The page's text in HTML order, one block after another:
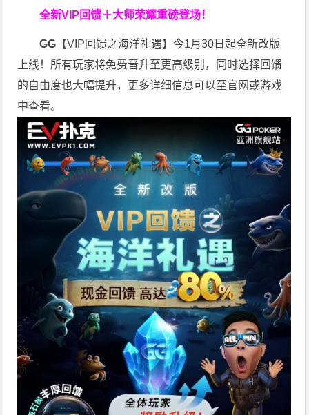
全新VIP回馈＋大师荣耀重磅登场！
GG 【VIP回馈之海洋礼遇】今1月30日起全新改版
上线！所有玩家将免费晋升至更高级别，同时选择回馈
的自由度也大幅提升，更多详细信息可以至官网或游戏
中查看。